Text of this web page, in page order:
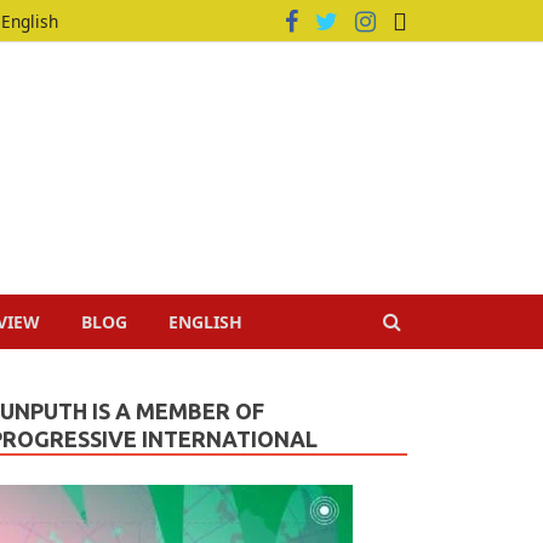
English
BLOG ENGLISH
IS A MEMBER OF
INTERNATIONAL